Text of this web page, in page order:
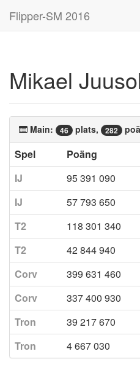
Flipper-SM 2016
Mikael
Main: 46 plats, 282
Spel Poäng
IJ
95 391 090
IJ 57 793 650
T2
118 301 340
T2 42 844 940
Corv
399 631 460
Corv 337 400 930
Tron
39 217 670
Tron 4 667 030